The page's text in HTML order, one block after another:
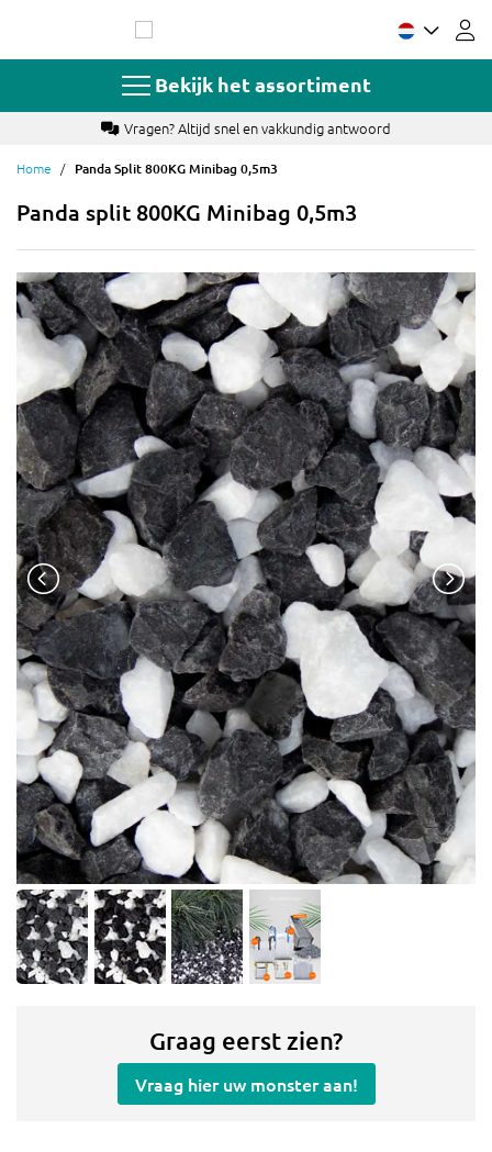
de
Bekijk het assortiment
Vragen? Altijd snel en vakkundig antwoord
Home Panda Split 800KG Minibag 0,5m3
Panda split 800KG Minibag 0,5m3
Graag eerst zien?
Vraag hier uw monster aan!